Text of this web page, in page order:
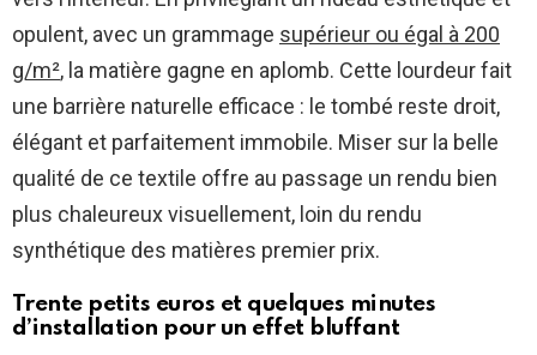
opulent, avec un grammage supérieur ou égal à 200
g/m², la matière gagne en aplomb. Cette lourdeur fait
une barrière naturelle efficace : le tombé reste droit,
élégant et parfaitement immobile. Miser sur la belle
qualité de ce textile offre au passage un rendu bien
plus chaleureux visuellement, loin du rendu
synthétique des matières premier prix.
Trente petits euros et quelques minutes
d’installation pour un effet bluffant